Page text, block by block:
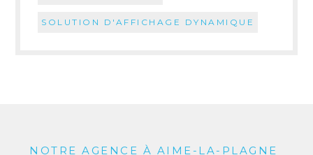
SOLUTION D'AFFICHAGE DYNAMIQUE
NOTRE AGENCE À AIME-LA-PLAGNE